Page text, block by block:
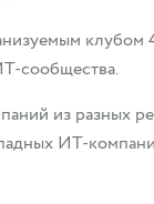
клубом
сообщества.
из разных
ИT-